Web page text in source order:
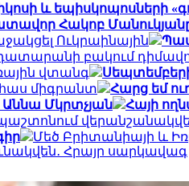
և եպիսկոպոսների
Հակոբ Մանուկյանը
Ուկրաինային
բակում
վտանգ
միգրանտ
Հարց եմ
Մկրտչյան
Հայի
Մեծ Բրիտանիայի և
Հրայր սարկավագ